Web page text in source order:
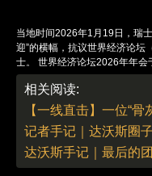
当地时间2026年1月19日，瑞
迎”的横幅，抗议世界经济论坛
士。 世界经济论坛2026年年会
一场反对世界经济论坛和美国
抗议者爆发了严重冲突。据当
人群。此次冲突是2026年世界
的高潮。论坛开幕前夕，已有
往达沃斯，他们批评论坛加剧
大规模美国代表团”的领导人
photo
相关阅读:
【一线直击】一位“
记者手记｜达沃斯圈
达沃斯手记｜最后的